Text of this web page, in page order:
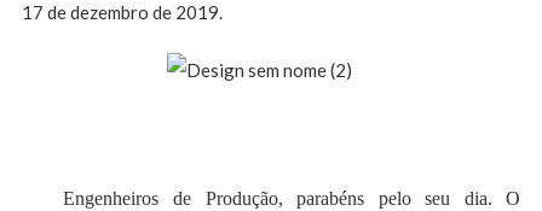
17 de dezembro de 2019.
Engenheiros de Produção, parabéns pelo seu dia. O